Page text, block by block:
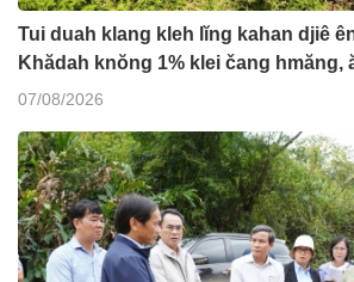
Tui duah klang kleh lĭng kahan djiê
Khădah knŏng 1% klei čang hmăng,
07/08/2026